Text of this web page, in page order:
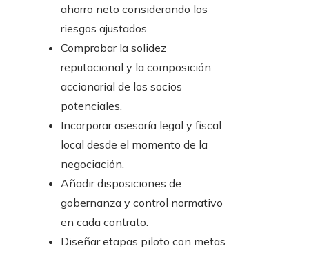
ahorro neto considerando los
riesgos ajustados.
Comprobar la solidez
reputacional y la composición
accionarial de los socios
potenciales.
Incorporar asesoría legal y fiscal
local desde el momento de la
negociación.
Añadir disposiciones de
gobernanza y control normativo
en cada contrato.
Diseñar etapas piloto con metas